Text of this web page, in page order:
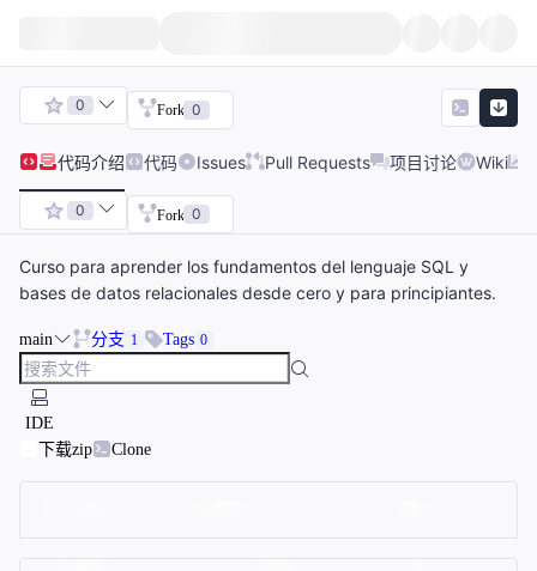
0 Fork 0
代码介绍 代码 Issues Pull Requests 项目讨论 Wiki
0 Fork 0
Curso para aprender los fundamentos del lenguaje SQL y
bases de datos relacionales desde cero y para principiantes.
main 分支 1 Tags 0
IDE
下载zip
Clone